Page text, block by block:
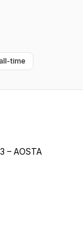
time
– AOSTA